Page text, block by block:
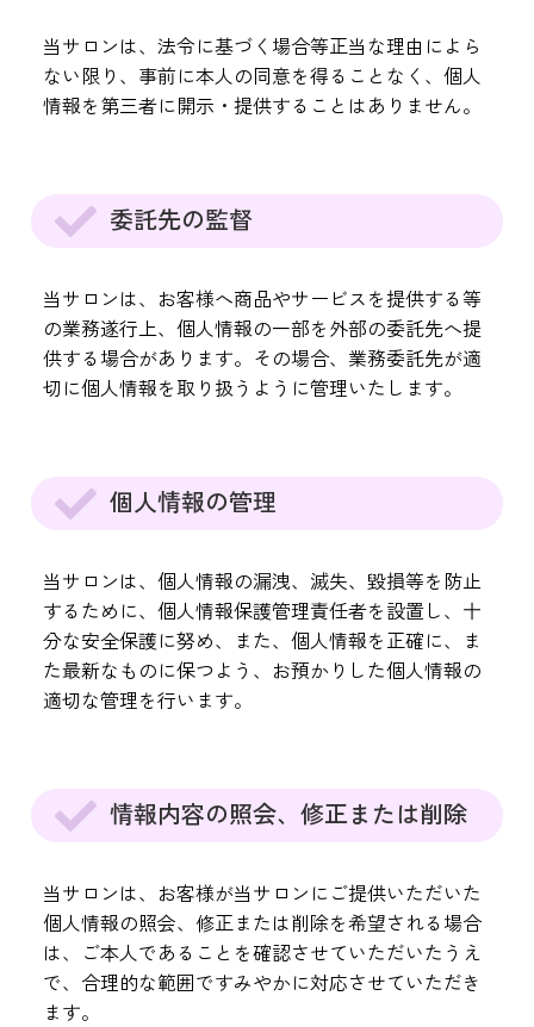
当サロンは、法令に基づく場合等正当な理由によら
ない限り、事前に本人の同意を得ることなく、個人
情報を第三者に開示・提供することはありません。
委託先の監督
当サロンは、お客様へ商品やサービスを提供する等
の業務遂行上、個人情報の一部を外部の委託先へ提
供する場合があります。その場合、業務委託先が適
切に個人情報を取り扱うように管理いたします。
個人情報の管理
当サロンは、個人情報の漏洩、滅失、毀損等を防止
するために、個人情報保護管理責任者を設置し、十
分な安全保護に努め、また、個人情報を正確に、ま
た最新なものに保つよう、お預かりした個人情報の
適切な管理を行います。
情報内容の照会、修正または削除
当サロンは、お客様が当サロンにご提供いただいた
個人情報の照会、修正または削除を希望される場合
は、ご本人であることを確認させていただいたうえ
で、合理的な範囲ですみやかに対応させていただき
ます。